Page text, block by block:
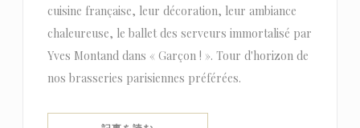
cuisine française, leur décoration, leur ambiance
chaleureuse, le ballet des serveurs immortalisé par
Yves Montand dans « Garçon ! ». Tour d'horizon de
nos brasseries parisiennes préférées.